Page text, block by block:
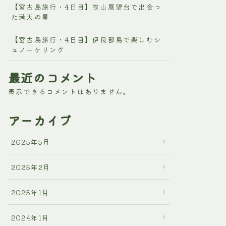
【宮古島旅行・4日目】牧山展望台で出会っ
た満天の星
【宮古島旅行・4日目】伊良部島で楽しむシ
ュノーケリング
最近のコメント
表示できるコメントはありません。
アーカイブ
2025年5月
2025年2月
2025年1月
2024年1月